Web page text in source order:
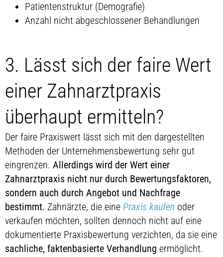
Patientenstruktur (Demografie)
Anzahl nicht abgeschlossener Behandlungen
3. Lässt sich der faire Wert
einer Zahnarztpraxis
überhaupt ermitteln?
Der faire Praxiswert lässt sich mit den dargestellten
Methoden der Unternehmensbewertung sehr gut
eingrenzen. Allerdings wird der Wert einer
Zahnarztpraxis nicht nur durch Bewertungsfaktoren,
sondern auch durch Angebot und Nachfrage
bestimmt. Zahnärzte, die eine Praxis kaufen oder
verkaufen möchten, sollten dennoch nicht auf eine
dokumentierte Praxisbewertung verzichten, da sie eine
sachliche, faktenbasierte Verhandlung ermöglicht.